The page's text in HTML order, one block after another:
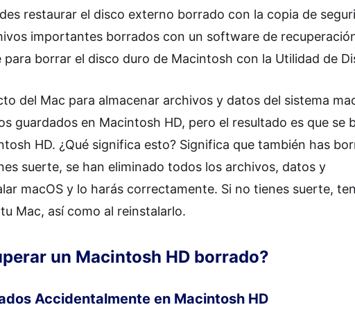
restaurar el disco externo borrado con la copia de
importantes borrados con un software de
borrar el disco duro de Macintosh con la Utilidad de
del Mac para almacenar archivos y datos del sistema
guardados en Macintosh HD, pero el resultado es que se
HD. ¿Qué significa esto? Significa que también has
suerte, se han eliminado todos los archivos, datos y
macOS y lo harás correctamente. Si no tienes suerte,
Mac, así como al reinstalarlo.
un Macintosh HD borrado?
Accidentalmente en Macintosh HD